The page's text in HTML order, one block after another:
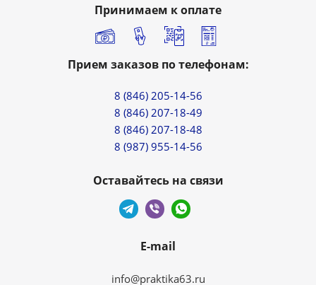
Принимаем к оплате
Прием заказов по телефонам:
8 (846) 205-14-56
8 (846) 207-18-49
8 (846) 207-18-48
8 (987) 955-14-56
Оставайтесь на связи
E-mail
info@praktika63.ru